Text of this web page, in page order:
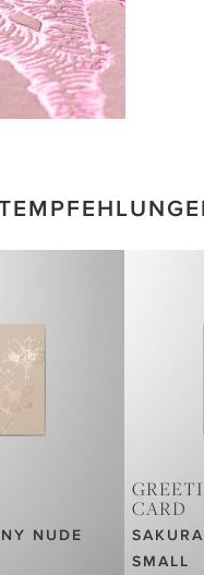
NUDE
CARD
SMALL